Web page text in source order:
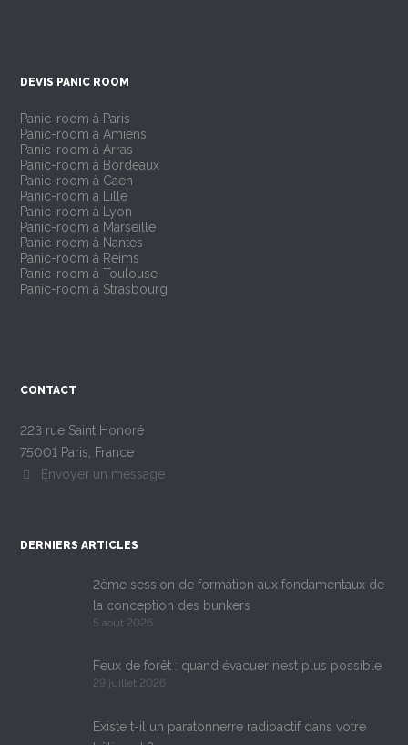
DEVIS PANIC ROOM
Panic-room à Paris
Panic-room à Amiens
Panic-room à Arras
Panic-room à Bordeaux
Panic-room à Caen
Panic-room à Lille
Panic-room à Lyon
Panic-room à Marseille
Panic-room à Nantes
Panic-room à Reims
Panic-room à Toulouse
Panic-room à Strasbourg
CONTACT
223 rue Saint Honoré
75001 Paris, France
Envoyer un message
DERNIERS ARTICLES
2ème session de formation aux fondamentaux de
la conception des bunkers
5 août 2026
Feux de forêt : quand évacuer n’est plus possible
29 juillet 2026
Existe t-il un paratonnerre radioactif dans votre